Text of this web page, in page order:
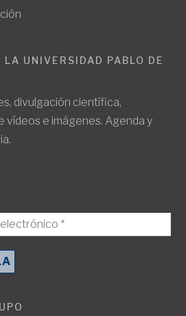
UNIVERSIDAD PABLO DE
divulgación científica,
vídeos e imágenes. Agenda y